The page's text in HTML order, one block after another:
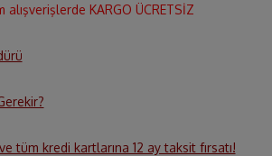
KARGO ÜCRETSİZ
tüm kredi kartlarına 12 ay taksit fırsatı!